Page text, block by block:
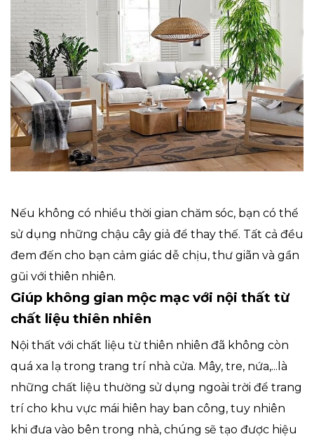
Nếu không có nhiều thời gian chăm sóc, bạn có thể
sử dụng những chậu cây giả để thay thế. Tất cả đều
đem đến cho bạn cảm giác dễ chịu, thư giãn và gần
gũi với thiên nhiên.
Giúp không gian mộc mạc với nội thất từ
chất liệu thiên nhiên
Nội thất với chất liệu từ thiên nhiên đã không còn
quá xa lạ trong trang trí nhà cửa. Mây, tre, nứa,...là
những chất liệu thường sử dụng ngoài trời để trang
trí cho khu vực mái hiên hay ban công, tuy nhiên
khi đưa vào bên trong nhà, chúng sẽ tạo được hiệu